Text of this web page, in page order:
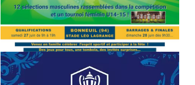
Foot : la DTC 2026 approche
03/04/2026byWebmaster2Risi